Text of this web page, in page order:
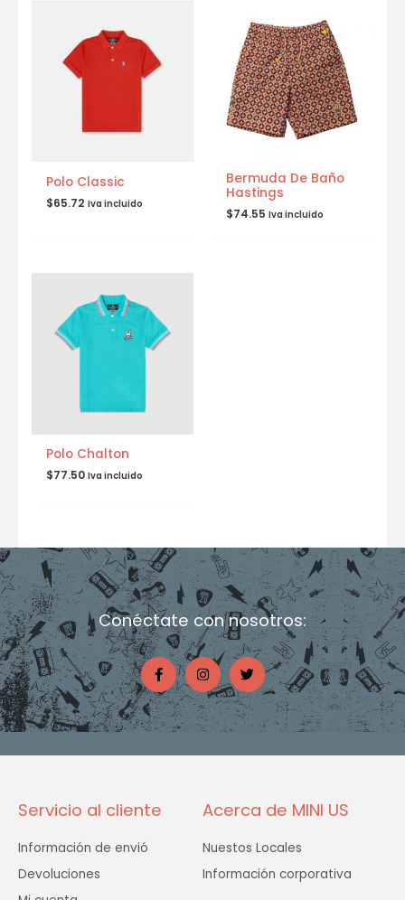
Polo Classic
$65.72 Iva incluido
Bermuda De Baño
Hastings
$74.55 Iva incluido
Polo Chalton
$77.50 Iva incluido
Conéctate con nosotros:
F
a
c
e
b
o
o
I
n
s
t
a
g
r
T
w
i
t
t
e
Servicio al cliente
Información de envió
Devoluciones
Acerca de MINI US
Nuestos Locales
Información corporativa